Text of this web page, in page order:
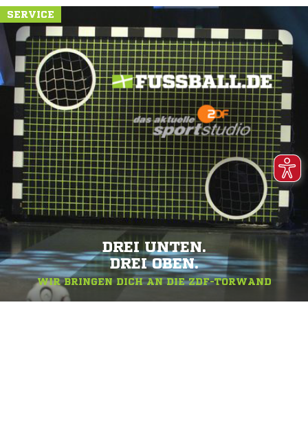
SERVICE
DREI UNTEN.
DREI OBEN.
WIR BRINGEN DICH AN DIE ZDF-TORWAND